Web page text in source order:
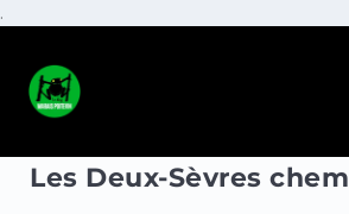
.
Les Deux-Sèvres